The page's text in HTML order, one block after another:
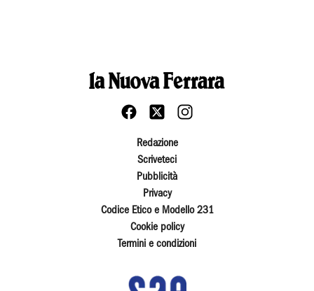
Redazione
Scriveteci
Pubblicità
Privacy
Codice Etico e Modello 231
Cookie policy
Termini e condizioni